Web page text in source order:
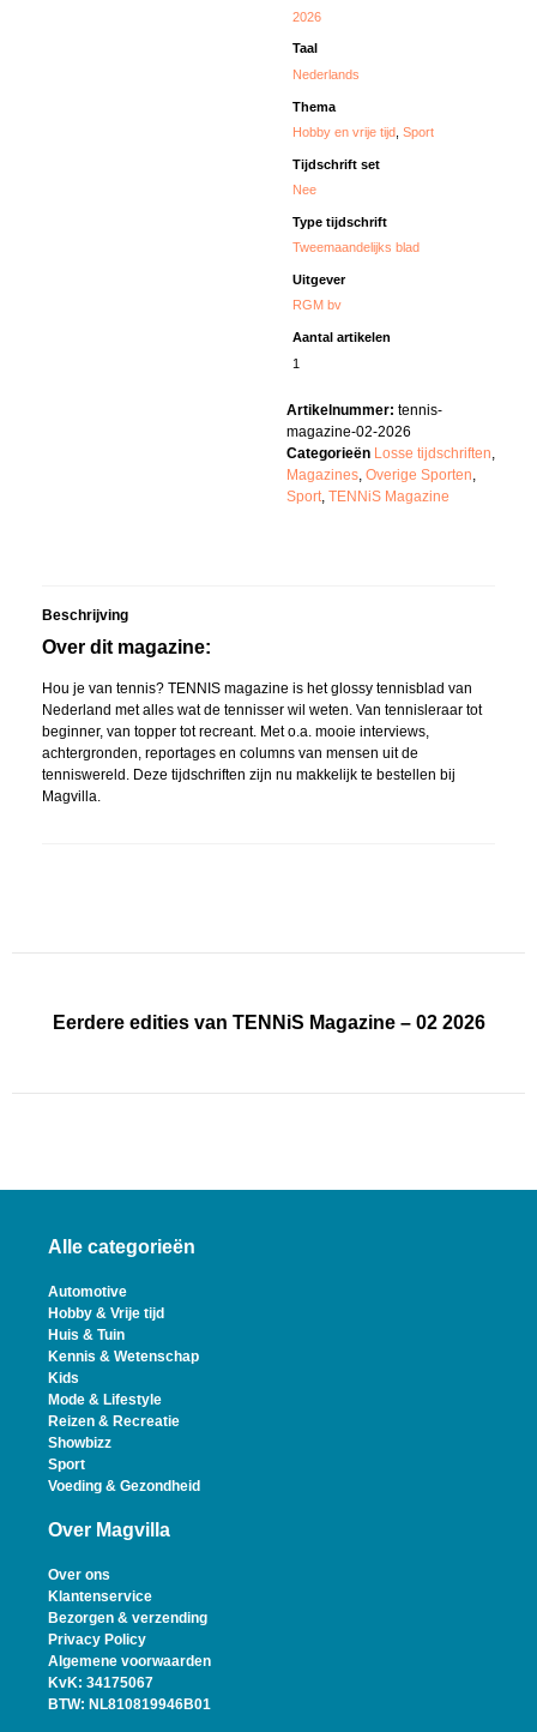
2026
Taal
Nederlands
Thema
Hobby en vrije tijd ,Sport
Tijdschrift set
Nee
Type tijdschrift
Tweemaandelijks blad
Uitgever
RGM bv
Aantal artikelen
1
Artikelnummer: tennis-
magazine-02-2026
Categorieën Losse tijdschriften,
Magazines, Overige Sporten,
Sport, TENNiS Magazine
Beschrijving
Over dit magazine:
Hou je van tennis? TENNIS magazine is het glossy tennisblad van
Nederland met alles wat de tennisser wil weten. Van tennisleraar tot
beginner, van topper tot recreant. Met o.a. mooie interviews,
achtergronden, reportages en columns van mensen uit de
tenniswereld. Deze tijdschriften zijn nu makkelijk te bestellen bij
Magvilla.
Eerdere edities van TENNiS Magazine – 02 2026
Alle categorieën
Automotive
Hobby & Vrije tijd
Huis & Tuin
Kennis & Wetenschap
Kids
Mode & Lifestyle
Reizen & Recreatie
Showbizz
Sport
Voeding & Gezondheid
Over Magvilla
Over ons
Klantenservice
Bezorgen & verzending
Privacy Policy
Algemene voorwaarden
KvK: 34175067
BTW: NL810819946B01